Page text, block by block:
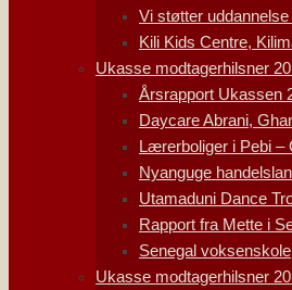
Vi støtter
Kili Kids Centre,
Ukasse modtagerhilsner
Årsrapport Ukassen
Daycare Abrani,
Lærerboliger i Pebi –
Nyanguge
Utamaduni Dance
Rapport fra Mette i
Senegal voksenskole
Ukasse modtagerhilsner